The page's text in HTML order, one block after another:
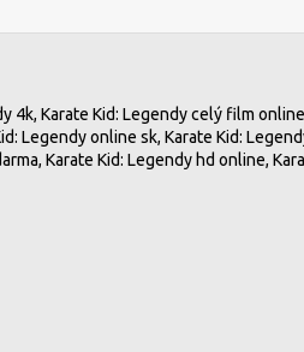
Karate Kid: Legendy celý film
Legendy online sk, Karate Kid:
Karate Kid: Legendy hd online,